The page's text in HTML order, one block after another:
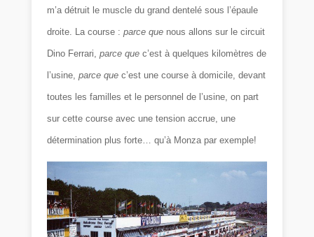
m’a détruit le muscle du grand dentelé sous l’épaule
droite. La course :parce que nous allons sur le circuit
Dino Ferrari,parce que c’est à quelques kilomètres de
l’usine,parce que c’est une course à domicile, devant
toutes les familles et le personnel de l’usine, on part
sur cette course avec une tension accrue, une
détermination plus forte… qu’à Monza par exemple!